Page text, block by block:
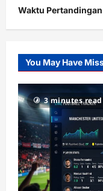
Waktu Pertandingan
Slot
Gacor
RTP
terupdate
You May Have
3 minutes read